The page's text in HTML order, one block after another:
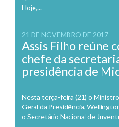
Hoje,...
21 DE NOVEMBRO DE 2017
Assis Filho reúne
chefe da
presidência de
Nesta terça-feira (21) o
Geral da Presidência,
o Secretário Nacional de